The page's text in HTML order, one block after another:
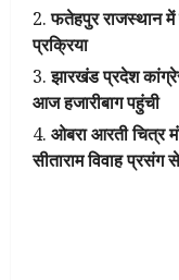
फतेहपुर राजस्थान
प्रक्रिया
झारखंड प्रदेश
आज हजारीबाग पहुंची
ओबरा आरती चित्र
सीताराम विवाह प्रसंग